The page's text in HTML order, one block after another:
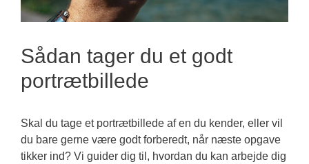
Sådan tager du et godt
portrætbillede
Skal du tage et portrætbillede af en du kender, eller vil
du bare gerne være godt forberedt, når næste opgave
tikker ind? Vi guider dig til, hvordan du kan arbejde dig